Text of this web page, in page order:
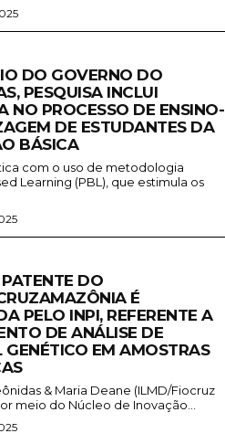
DO GOVERNO DO
PESQUISA INCLUI
NO PROCESSO DE ENSINO-
DE ESTUDANTES DA
BÁSICA
com o uso de metodologia
Learning (PBL), que estimula os
DO
É
PELO INPI, REFERENTE A
DE ANÁLISE DE
GENÉTICO EM AMOSTRAS
& Maria Deane (ILMD/Fiocruz
meio do Núcleo de Inovação...